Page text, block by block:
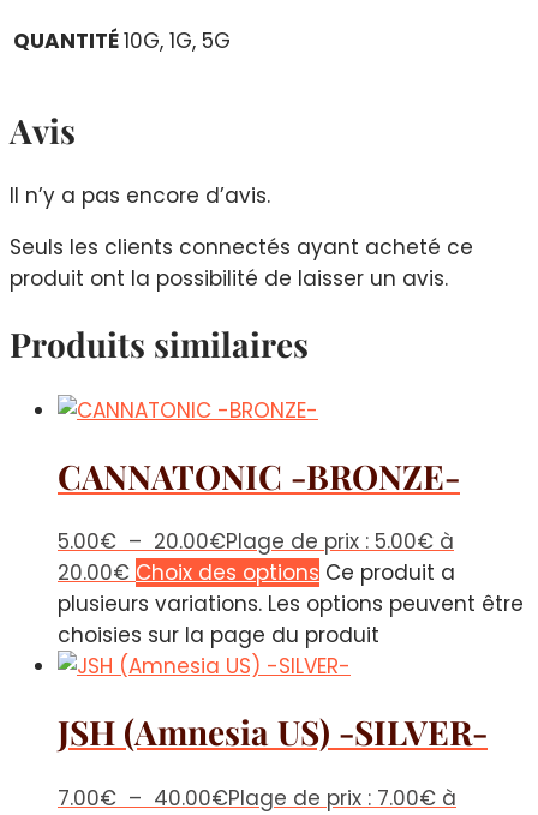
QUANTITÉ10G, 1G, 5G
Avis
Il n’y a pas encore d’avis.
Seuls les clients connectés ayant acheté ce
produit ont la possibilité de laisser un avis.
Produits similaires
CANNATONIC -BRONZE-
5.00€ – 20.00€Plage de prix : 5.00€ à
20.00€ Choix des options Ce produit a
plusieurs variations. Les options peuvent être
choisies sur la page du produit
JSH (Amnesia US) -SILVER-
7.00€ – 40.00€Plage de prix : 7.00€ à